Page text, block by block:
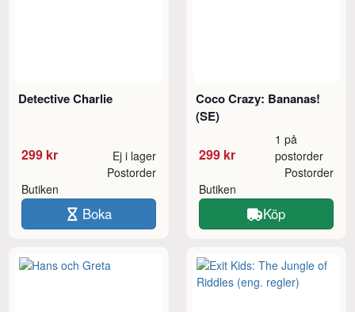
Detective Charlie
299 kr Ej i lager
Butiken
Postorder
Boka
Coco Crazy: Bananas!
(SE)
299 kr
1 på
postorder
Butiken
Postorder
Köp